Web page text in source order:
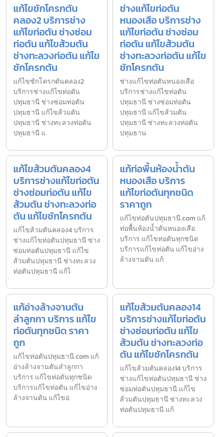
แก้ไขชักโครกตัน
คลอง2 บริการช่าง
แก้ไขท่อตัน ช่างซ่อม
ท่อตัน แก้ไขส้วมตัน
ช่างทะลวงท่อตัน แก้ไข
ชักโครกตัน
แก้ไขชักโครกตันคลอง2
บริการช่างแก้ไขท่อตัน
ปทุมธานี ช่างซ่อมท่อตัน
ปทุมธานี แก้ไขส้วมตัน
ปทุมธานี ช่างทะลวงท่อตัน
ปทุมธานี แ
ช่างแก้ไขท่อตัน
หนองเสือ บริการช่าง
แก้ไขท่อตัน ช่างซ่อม
ท่อตัน แก้ไขส้วมตัน
ช่างทะลวงท่อตัน แก้ไข
ชักโครกตัน
ช่างแก้ไขท่อตันหนองเสือ
บริการช่างแก้ไขท่อตัน
ปทุมธานี ช่างซ่อมท่อตัน
ปทุมธานี แก้ไขส้วมตัน
ปทุมธานี ช่างทะลวงท่อตัน
ปทุมธาน
แก้ไขส้วมตันคลอง4
บริการช่างแก้ไขท่อตัน
ช่างซ่อมท่อตัน แก้ไข
ส้วมตัน ช่างทะลวงท่อ
ตัน แก้ไขชักโครกตัน
แก้ไขส้วมตันคลอง4 บริการ
ช่างแก้ไขท่อตันปทุมธานี ช่าง
ซ่อมท่อตันปทุมธานี แก้ไข
ส้วมตันปทุมธานี ช่างทะลวง
ท่อตันปทุมธานี แก้ไ
แก้ท่อพื้นห้องน้ำตัน
หนองเสือ บริการ
แก้ไขท่อตันทุกชนิด
ราคาถูก
แก้ไขท่อตันปทุมธานี.com แก้
ท่อพื้นห้องน้ำตันหนองเสือ
บริการ แก้ไขท่อตันทุกชนิด
บริการแก้ไขท่อตัน แก้ไขอ่าง
ล้างจานตัน แก้
แก้อ่างล้างจานตัน
ลำลูกกา บริการ แก้ไข
ท่อตันทุกชนิด ราคา
ถูก
แก้ไขท่อตันปทุมธานี.com แก้
อ่างล้างจานตันลำลูกกา
บริการ แก้ไขท่อตันทุกชนิด
บริการแก้ไขท่อตัน แก้ไขอ่าง
ล้างจานตัน แก้ไขอ่
แก้ไขส้วมตันคลอง14
บริการช่างแก้ไขท่อตัน
ช่างซ่อมท่อตัน แก้ไข
ส้วมตัน ช่างทะลวงท่อ
ตัน แก้ไขชักโครกตัน
แก้ไขส้วมตันคลอง14 บริการ
ช่างแก้ไขท่อตันปทุมธานี ช่าง
ซ่อมท่อตันปทุมธานี แก้ไข
ส้วมตันปทุมธานี ช่างทะลวง
ท่อตันปทุมธานี แก้